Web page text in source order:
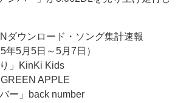
ダウンロード・ソング集計速報
年5月5日～5月7日）
」KinKi Kids
APPLE
ー」back number